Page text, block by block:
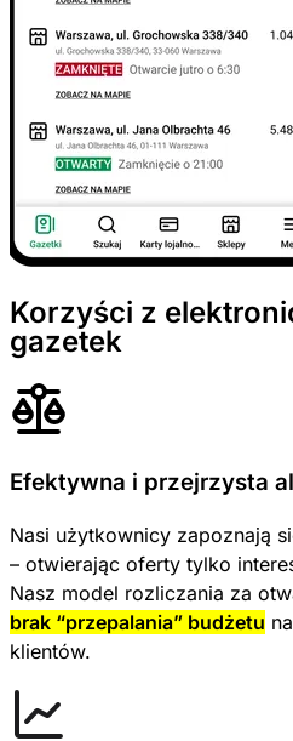
Korzyści z
gazetek
Efektywna i przejrzysta
Nasi użytkownicy zapoznają
– otwierając oferty tylko
Nasz model rozliczania za
brak “przepalania” budżetu
klientów.